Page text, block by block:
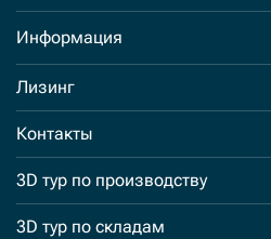
Информация
Лизинг
Контакты
3D тур по производству
3D тур по складам